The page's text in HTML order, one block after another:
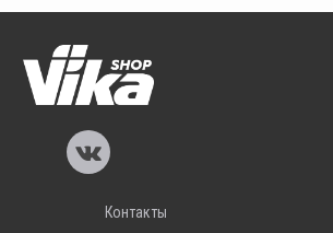
Контакты